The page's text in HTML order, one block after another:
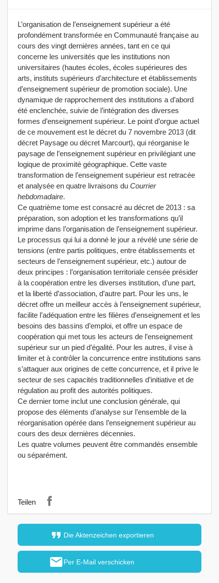
format_quote Die Aktenzeichen exportieren
mailPer E-Mail verschicken
L’organisation de l’enseignement supérieur a été
profondément transformée en Communauté française au
cours des vingt dernières années, tant en ce qui
concerne les universités que les institutions non
universitaires (hautes écoles, écoles supérieures des
arts, instituts supérieurs d’architecture et établissements
d’enseignement supérieur de promotion sociale). Une
dynamique de rapprochement des institutions a d’abord
été enclenchée, suivie de l’intégration des diverses
formes d’enseignement supérieur. Le point d’orgue actuel
de ce mouvement est le décret du 7 novembre 2013 (dit
décret Paysage ou décret Marcourt), qui réorganise le
paysage de l’enseignement supérieur en privilégiant une
logique de proximité géographique. Cette vaste
transformation de l’enseignement supérieur est retracée
et analysée en quatre livraisons du Courrier
hebdomadaire.
Ce quatrième tome est consacré au décret de 2013 : sa
préparation, son adoption et les transformations qu’il
imprime dans l’organisation de l’enseignement supérieur.
Le processus qui lui a donné le jour a révélé une série de
tensions (entre partis politiques, entre établissements et
secteurs de l’enseignement supérieur, etc.) autour de
deux principes : l’organisation territoriale censée présider
à la coopération entre les diverses institution, d’une part,
et la liberté d’association, d’autre part. Pour les uns, le
décret offre un meilleur accès à l’enseignement supérieur,
facilite l’adéquation entre les filières d’enseignement et les
besoins des bassins d’emploi, et offre un espace de
coopération qui met tous les acteurs de l’enseignement
supérieur sur un pied d’égalité. Pour les autres, il vise à
limiter et à contrôler la concurrence entre institutions sans
s’attaquer aux origines de cette concurrence, et il prive le
secteur de ses capacités traditionnelles d’initiative et de
régulation au profit des autorités politiques.
Ce dernier tome inclut une conclusion générale, qui
propose des éléments d’analyse sur l’ensemble de la
réorganisation opérée dans l’enseignement supérieur au
cours des deux dernières décennies.
Les quatre volumes peuvent être commandés ensemble
ou séparément.
Teilen